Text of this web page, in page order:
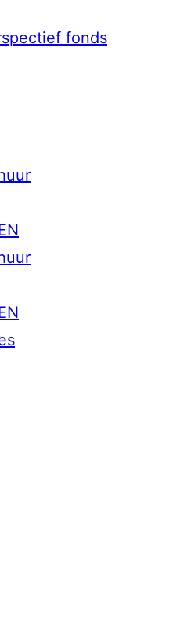
fonds